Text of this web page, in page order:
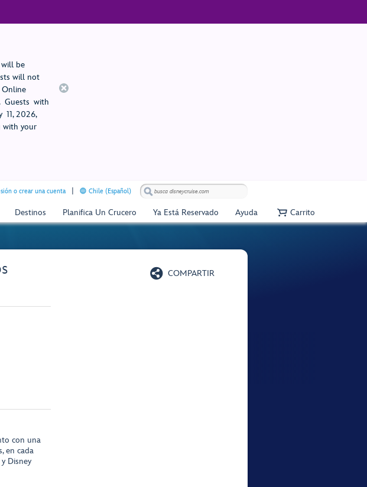
be
will not
Online
Guests with
11, 2026,
with your
o crear una cuenta Chile (Español)
Destinos Planifica Un Crucero Ya Está Reservado Ayuda Carrito
 COMPARTIR
con una
en cada
Disney